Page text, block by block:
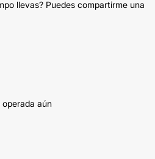
llevas? Puedes compartirme una
operada aún